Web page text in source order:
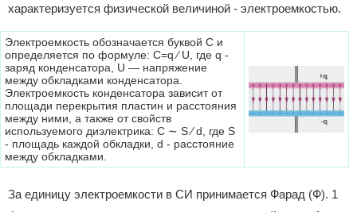
характеризуется физической величиной - электроемкостью.
Электроемкость обозначается буквой C и
определяется по формуле: C=q ⁄ U, где q -
заряд конденсатора, U — напряжение
между обкладками конденсатора.
Электроемкость конденсатора зависит от
площади перекрытия пластин и расстояния
между ними, а также от свойств
используемого диэлектрика: C ∼ S ⁄ d, где S
- площадь каждой обкладки, d - расстояние
между обкладками.
За единицу электроемкости в СИ принимается Фарад (Ф). 1